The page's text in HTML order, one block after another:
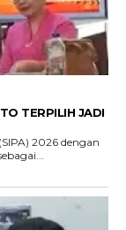
TERPILIH JADI
2026 dengan